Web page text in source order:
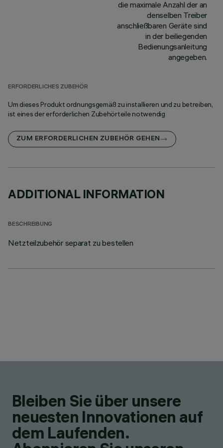
die maximale Anzahl der an
denselben Treiber
anschließbaren Geräte sind
in der beiliegenden
Bedienungsanleitung
angegeben.
ERFORDERLICHES ZUBEHÖR
Um dieses Produkt ordnungsgemäß zu installieren und zu betreiben,
ist eines der erforderlichen Zubehörteile notwendig
ZUM ERFORDERLICHEN ZUBEHÖR GEHEN
ADDITIONAL INFORMATION
BESCHREIBUNG
Netzteilzubehör separat zu bestellen
Bleiben Sie über unsere
neuesten Innovationen auf
dem Laufenden.